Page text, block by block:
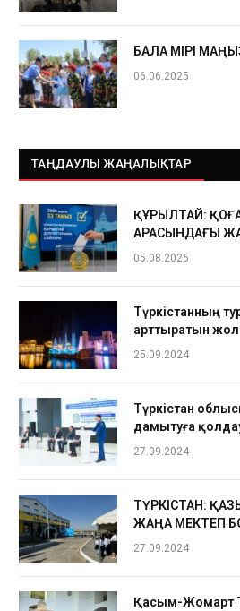
БАЛА ӨМІРІ
06.06.2025
ТАҢДАУЛЫ ЖАҢАЛЫҚТАР
ҚҰРЫЛТАЙ:
АРАСЫНДАҒЫ
05.08.2026
Түркістанның
арттыратын жол
25.09.2024
Түркістан
дамытуға
27.09.2024
ТҮРКІСТАН:
ЖАҢА МЕКТЕП
27.09.2024
Қасым-Жомарт